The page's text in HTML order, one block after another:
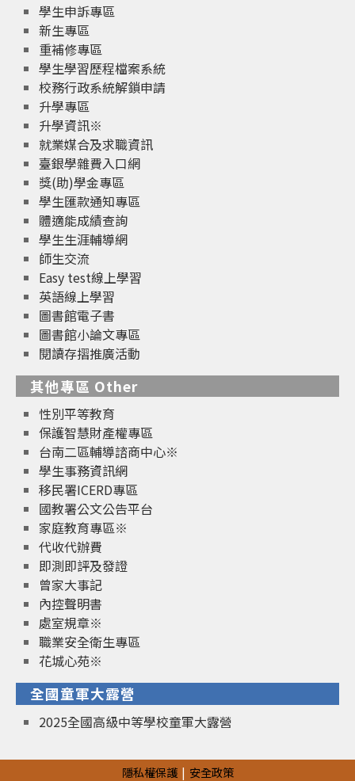
學生申訴專區
新生專區
重補修專區
學生學習歷程檔案系統
校務行政系統解鎖申請
升學專區
升學資訊※
就業媒合及求職資訊
臺銀學雜費入口網
獎(助)學金專區
學生匯款通知專區
體適能成績查詢
學生生涯輔導網
師生交流
Easy test線上學習
英語線上學習
圖書館電子書
圖書館小論文專區
閱讀存摺推廣活動
其他專區 Other
性別平等教育
保護智慧財產權專區
台南二區輔導諮商中心※
學生事務資訊網
移民署ICERD專區
國教署公文公告平台
家庭教育專區※
代收代辦費
即測即評及發證
曾家大事記
內控聲明書
處室規章※
職業安全衛生專區
花城心苑※
全國童軍大露營
2025全國高級中等學校童軍大露營
隱私權保護
安全政策